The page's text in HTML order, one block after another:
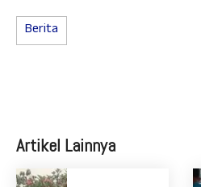
Berita
Artikel Lainnya